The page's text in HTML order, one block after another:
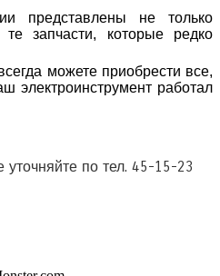
представлены не только
запчасти, которые редко
можете приобрести все,
электроинструмент работал
по тел. 45-15-23